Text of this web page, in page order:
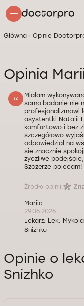
Główna Opinie
Opinia
Miałam
samo badanie nie
profesjonalizmowi
asystentki Natalii
komfortowo i bez
szczegółowo
odpowiedział na
się znacznie
życzliwe
Szczerze polecam!
Źródło opinii:
Mariia
29.06.2026
Lekarz: Lek. Mykola
Snizhko
Opinie o
Snizhko